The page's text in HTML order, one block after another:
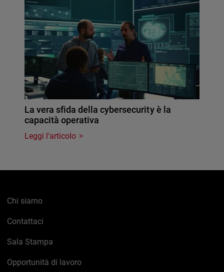
La vera sfida della cybersecurity è la
capacità operativa
Leggi l'articolo
Chi siamo
Contattaci
Sala Stampa
Opportunità di lavoro